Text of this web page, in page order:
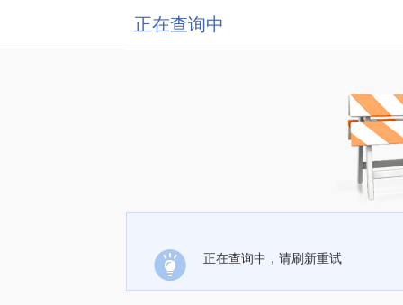
正在查询中
正在查询中，请刷新重试